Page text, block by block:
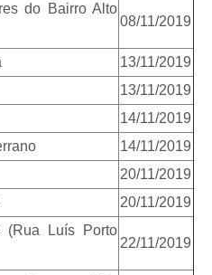
do Bairro Alto
08/11/2019
13/11/2019
13/11/2019
14/11/2019
14/11/2019
20/11/2019
20/11/2019
(Rua Luís Porto
22/11/2019